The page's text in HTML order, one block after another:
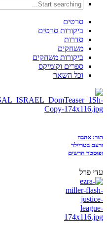
סרטים
ביקורות סרטים
סדרות
משחקים
ביקורות משחקים
ספרים וקומיקס
וכל השאר
תור: אהבה
ורעם בטריילר
ופוסטר חדשים
עדי פרל